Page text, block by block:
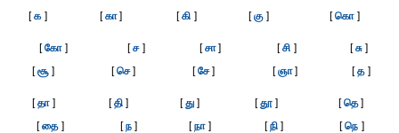
[க] [கா] [கி ] [கு] [கொ]
[கோ] [ச] [சா] [சி ] [சு ]
[சூ ] [செ] [சே] [ஞா] [த]
[தா] [தி ] [து ] [தூ ] [தெ]
[தை] [ந ] [நா] [நி ] [நெ ]